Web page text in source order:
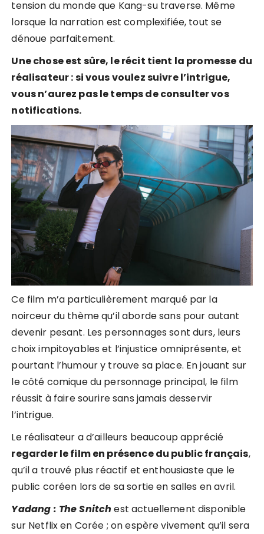
tension du monde que Kang-su traverse. Même
lorsque la narration est complexifiée, tout se
dénoue parfaitement.
Une chose est sûre, le récit tient la promesse du
réalisateur : si vous voulez suivre l’intrigue,
vous n’aurez pas le temps de consulter vos
notifications.
Ce film m’a particulièrement marqué par la
noirceur du thème qu’il aborde sans pour autant
devenir pesant. Les personnages sont durs, leurs
choix impitoyables et l’injustice omniprésente, et
pourtant l’humour y trouve sa place. En jouant sur
le côté comique du personnage principal, le film
réussit à faire sourire sans jamais desservir
l’intrigue.
Le réalisateur a d’ailleurs beaucoup apprécié
regarder le film en présence du public français,
qu’il a trouvé plus réactif et enthousiaste que le
public coréen lors de sa sortie en salles en avril.
Yadang : The Snitch est actuellement disponible
sur Netflix en Corée ; on espère vivement qu’il sera